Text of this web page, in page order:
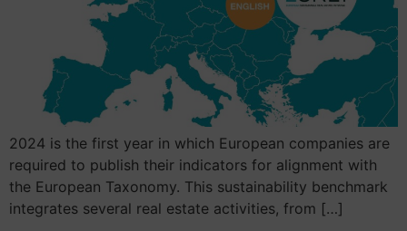
2024 is the first year in which European companies are
required to publish their indicators for alignment with
the European Taxonomy. This sustainability benchmark
integrates several real estate activities, from […]